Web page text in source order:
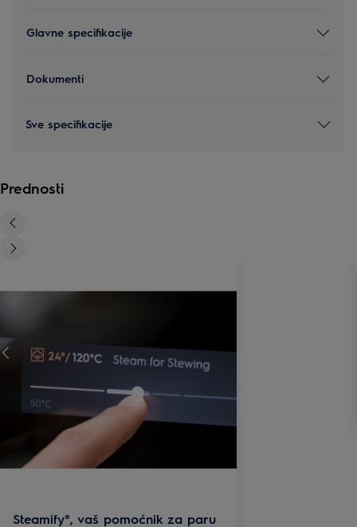
Glavne specifikacije
Dokumenti
Sve specifikacije
Prednosti
Steamify®, vaš pomoćnik za paru